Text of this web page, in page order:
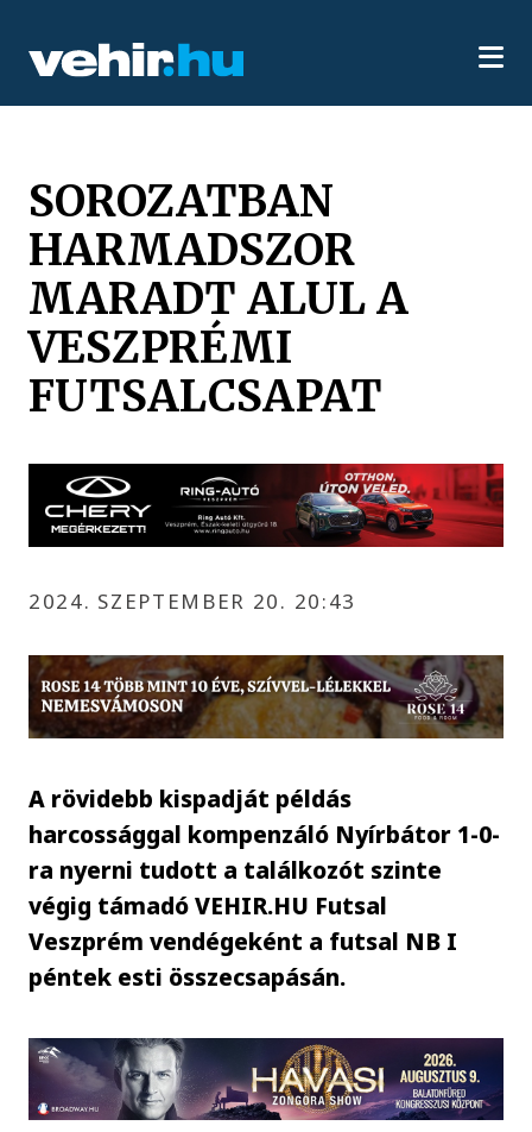
SOROZATBAN
HARMADSZOR
MARADT ALUL A
VESZPRÉMI
FUTSALCSAPAT
2024. SZEPTEMBER 20. 20:43
A rövidebb kispadját példás
harcossággal kompenzáló Nyírbátor 1-0-
ra nyerni tudott a találkozót szinte
végig támadó VEHIR.HU Futsal
Veszprém vendégeként a futsal NB I
péntek esti összecsapásán.